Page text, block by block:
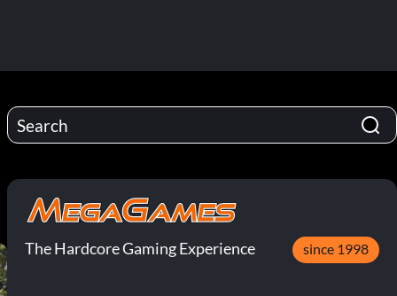
The Hardcore Gaming Experience since 1998